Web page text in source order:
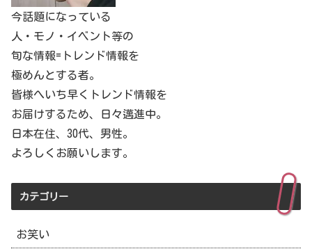
今話題になっている
人・モノ・イベント等の
旬な情報=トレンド情報を
極めんとする者。
皆様へいち早くトレンド情報を
お届けするため、日々邁進中。
日本在住、30代、男性。
よろしくお願いします。
カテゴリー
お笑い